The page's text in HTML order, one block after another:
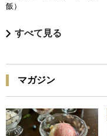
飯）
すべて見る
マガジン